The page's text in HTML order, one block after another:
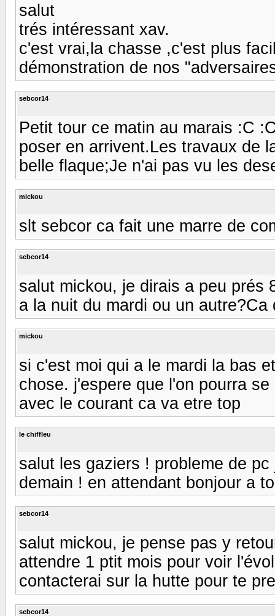
salut
trés intéressant xav.
c'est vrai,la chasse ,c'est plus
démonstration de nos
sebcor14
Petit tour ce matin au marais :C
poser en arrivent.Les travaux de
belle flaque;Je n'ai pas vu les
mickou
slt sebcor ca fait une marre de
sebcor14
salut mickou, je dirais a peu prés
a la nuit du mardi ou un autre?Ca
mickou
si c'est moi qui a le mardi la bas
chose. j'espere que l'on pourra
avec le courant ca va etre top
le chiffleu
salut les gaziers ! probleme de
demain ! en attendant bonjour a
sebcor14
salut mickou, je pense pas y
attendre 1 ptit mois pour voir
contacterai sur la hutte pour te
sebcor14